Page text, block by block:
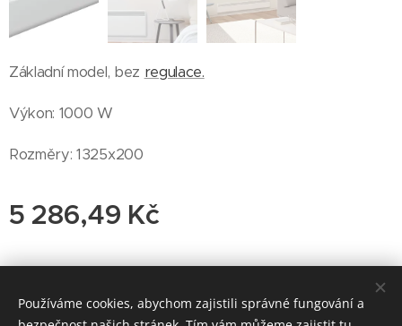
Základní model, bez regulace.
Výkon: 1000 W
Rozměry: 1325x200
5 286,49 Kč
© 2019 PragonordPraha.cz s.r.o. www.pixabay.com
Používáme cookies, abychom zajistili správné fungování a